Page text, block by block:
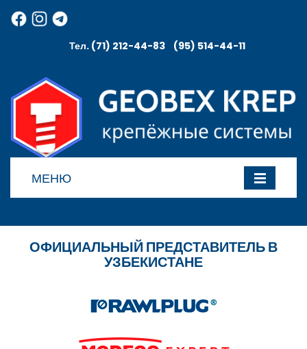
Тел. (71) 212-44-83 (95) 514-44-11
МЕНЮ
ОФИЦИАЛЬНЫЙ ПРЕДСТАВИТЕЛЬ В
УЗБЕКИСТАНЕ